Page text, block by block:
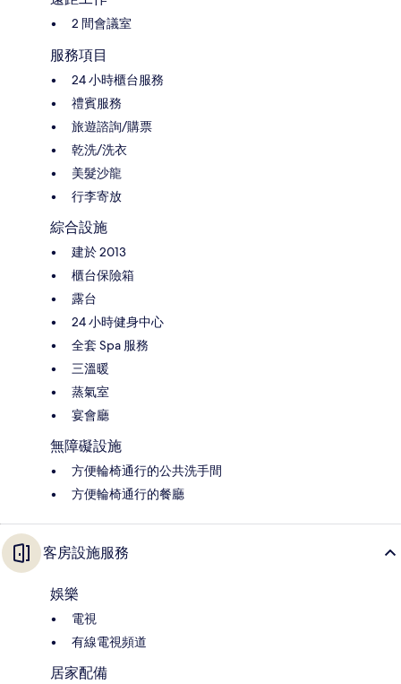
2 間會議室
服務項目
24 小時櫃台服務
禮賓服務
旅遊諮詢/購票
乾洗/洗衣
美髮沙龍
行李寄放
綜合設施
建於 2013
櫃台保險箱
露台
24 小時健身中心
全套 Spa 服務
三溫暖
蒸氣室
宴會廳
無障礙設施
方便輪椅通行的公共洗手間
方便輪椅通行的餐廳
客房設施服務
娛樂
電視
有線電視頻道
居家配備